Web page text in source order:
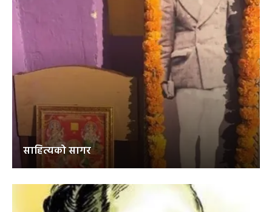
साहित्यको सागर